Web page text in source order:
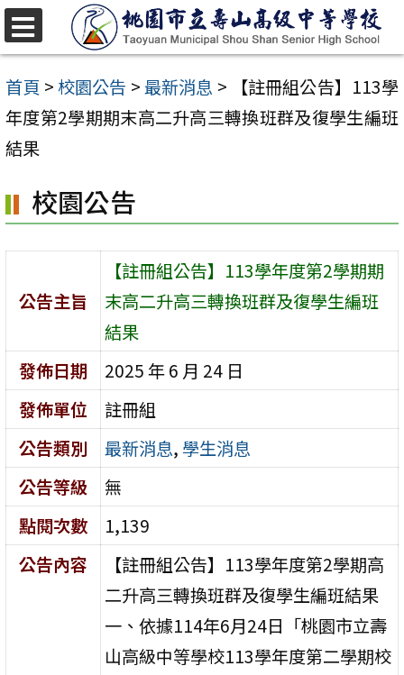
跳
至
主
要
內
區
首頁 >校園公告 >最新消息 >
【註冊組公告】113學
年度第2學期期末高二升高三轉換班群及復學生編班
結果
校園公告
公告主旨
【註冊組公告】113學年度第2學期期
末高二升高三轉換班群及復學生編班
結果
發佈日期
2025 年 6 月 24 日
發佈單位
註冊組
公告類別
最新消息, 學生消息
公告等級
無
點閱次數
1,139
公告內容
【註冊組公告】113學年度第2學期高
二升高三轉換班群及復學生編班結果
一、依據114年6月24日「桃園市立壽
山高級中等學校113學年度第二學期校
選
單